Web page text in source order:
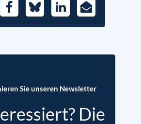
FacebookBlueskyLinkedIn
E-
Mail
Sie unseren Newsletter
Die